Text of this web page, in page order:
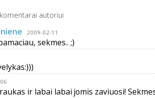
autoriui
2009-02-11
sekmes.. ;)
ir labai labai jomis zaviuosi!